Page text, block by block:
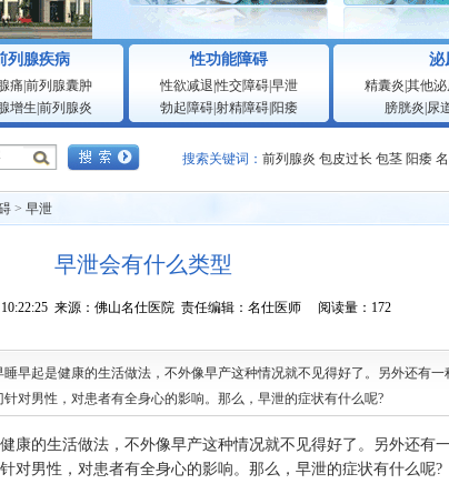
列腺疾病
痛 前列腺囊肿
增生 前列腺炎
性功能障碍
性欲减退 性交障碍|早泄
勃起障碍|射精障碍| 阳痿
泌
精囊炎 其他
膀胱炎 尿
搜索关键词： 前列腺炎 包皮过长 包茎 阳痿
> 早泄
早泄会有什么类型
10:22:25 来源：佛山名仕医院 责任编辑：名仕医师 阅读量：172
起是健康的生活做法，不外像早产这种情况就不见得好了。另外还有一
对男性，对患者有全身心的影响。那么，早泄的症状有什么呢?
的生活做法，不外像早产这种情况就不见得好了。另外还有
对男性，对患者有全身心的影响。那么，早泄的症状有什么呢?